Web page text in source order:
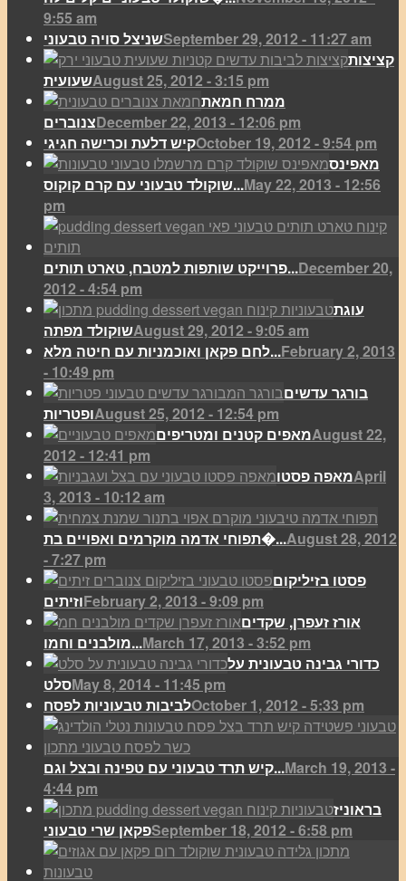
9:55 am
שניצל סויה טבעוניSeptember 29, 2012 - 11:27 am
קציצות
שעועיתAugust 25, 2012 - 3:15 pm
ממרח חמאת
צנובריםDecember 22, 2013 - 12:06 pm
קיש דלעת וכרישה חגיגיOctober 19, 2012 - 9:54 pm
מאפינס
שוקולד טבעוני עם קרם קוקוס...May 22, 2013 - 12:56
pm
פרוייקט שותפות למטבח, טארט תותים...December 20,
2012 - 4:54 pm
עוגת
שוקולד מפתהAugust 29, 2012 - 9:05 am
לחם פקאן ואוכמניות עם חיטה מלא...February 2, 2013
- 10:49 pm
בורגר עדשים
ופטריותAugust 25, 2012 - 12:54 pm
מאפים קטנים ומטריפיםAugust 22,
2012 - 12:41 pm
מאפה פסטוApril
3, 2013 - 10:12 am
תפוחי אדמה מוקרמים ואפויים בת�...August 28, 2012
- 7:27 pm
פסטו בזיליקום
וזיתיםFebruary 2, 2013 - 9:09 pm
אורז זעפרן, שקדים
מולבנים וחמו...March 17, 2013 - 3:52 pm
כדורי גבינה טבעונית על
סלטMay 8, 2014 - 11:45 pm
לביבות טבעוניות לפסחOctober 1, 2012 - 5:33 pm
קיש תרד טבעוני עם טפינה ובצל וגם...March 19, 2013 -
4:44 pm
בראוניז
פקאן שרי טבעוניSeptember 18, 2012 - 6:58 pm